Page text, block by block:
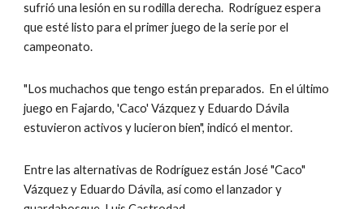
sufrió una lesión en su rodilla derecha.  Rodríguez espera
que esté listo para el primer juego de la serie por el
campeonato.
"Los muchachos que tengo están preparados.  En el último
juego en Fajardo, 'Caco' Vázquez y Eduardo Dávila
estuvieron activos y lucieron bien", indicó el mentor.
Entre las alternativas de Rodríguez están José "Caco"
Vázquez y Eduardo Dávila, así como el lanzador y